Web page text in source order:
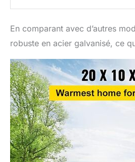
En comparant avec d’autres
robuste en acier galvanisé, ce